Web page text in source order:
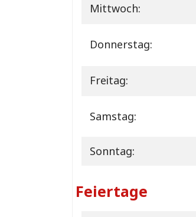
Mittwoch:
Donnerstag:
Freitag:
Samstag:
Sonntag:
Feiertage